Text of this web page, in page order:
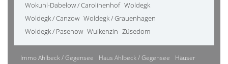
Wokuhl-Dabelow / Carolinenhof Woldegk
Woldegk / Canzow Woldegk / Grauenhagen
Woldegk / Pasenow Wulkenzin Züsedom
Immo Ahlbeck / Gegensee Haus Ahlbeck / Gegensee
Häuser